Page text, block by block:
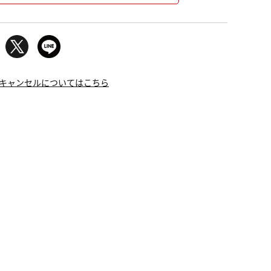
ャンセルについてはこちら